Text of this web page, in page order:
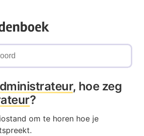
, hoe zeg
?
om te horen hoe je